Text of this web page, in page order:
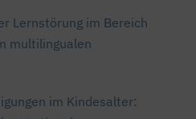
Lernstörung im Bereich
multilingualen
im Kindesalter: